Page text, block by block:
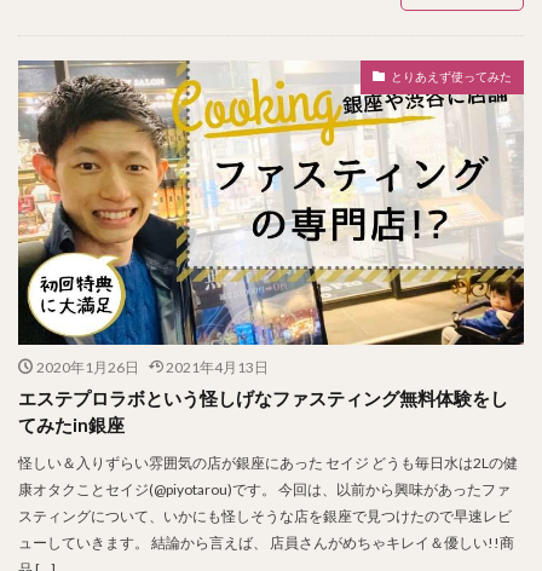
とりあえず使ってみた
2020年1月26日 2021年4月13日
エステプロラボという怪しげなファスティング無料体験をし
てみたin銀座
怪しい＆入りずらい雰囲気の店が銀座にあった セイジ どうも毎日水は2Lの健
康オタクことセイジ(@piyotarou)です。 今回は、以前から興味があったファ
スティングについて、いかにも怪しそうな店を銀座で見つけたので早速レビ
ューしていきます。 結論から言えば、 店員さんがめちゃキレイ＆優しい!!商